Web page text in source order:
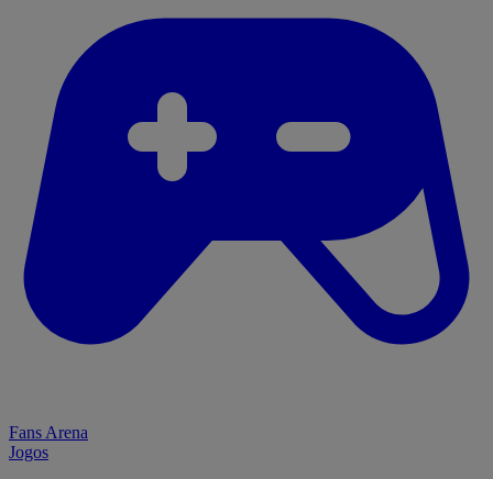
Fans Arena
Jogos